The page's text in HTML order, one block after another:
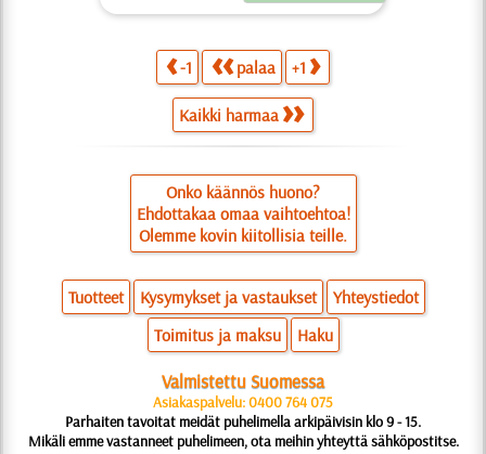
-1 palaa +1
Kaikki harmaa
Onko käännös huono?
Ehdottakaa omaa vaihtoehtoa!
Olemme kovin kiitollisia teille.
Tuotteet Kysymykset ja vastaukset
Yhteystiedot
Toimitus ja maksu
Haku
Valmistettu Suomessa
Asiakaspalvelu: 0400 764 075
Parhaiten tavoitat meidät puhelimella arkipäivisin klo 9 - 15.
Mikäli emme vastanneet puhelimeen, ota meihin yhteyttä sähköpostitse.